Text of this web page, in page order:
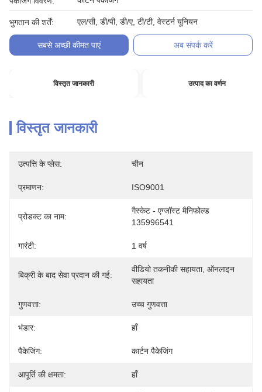
भुगतान की शर्तें: एल/सी, डी/पी, डी/ए, टी/टी, वेस्टर्न यूनियन
सबसे अच्छी कीमत पाएं अब संपर्क करें
विस्तृत जानकारी उत्पाद का वर्णन
विस्तृत जानकारी
उत्पत्ति के प्लेस: चीन
प्रमाणन: ISO9001
प्रोडक्ट का नाम:
गैस्केट - एग्जॉस्ट मैनिफोल्ड
135996541
गारंटी: 1 वर्ष
बिक्री के बाद सेवा प्रदान की गई:
वीडियो तकनीकी सहायता, ऑनलाइन
सहायता
गुणवत्ता: उच्च गुणवत्ता
भंडार: हाँ
पैकेजिंग: कार्टन पैकेजिंग
आपूर्ति की क्षमता: हाँ